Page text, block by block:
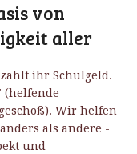
von
aller
ihr Schulgeld.
(helfende
Wir helfen
als andere -
und